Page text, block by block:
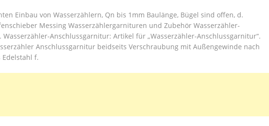
Einbau von Wasserzählern, Qn bis 1mm Baulänge, Bügel sind offen, d.
Messing Wasserzählergarnituren und Zubehör Wasserzähler-
Anschlussgarnitur: Artikel für „Wasserzähler-Anschlussgarnitur“.
Anschlussgarnitur beidseits Verschraubung mit Außengewinde nach
Edelstahl f.